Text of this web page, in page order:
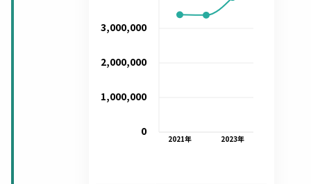
2021年 2023年
0
1,000,000
2,000,000
3,000,000